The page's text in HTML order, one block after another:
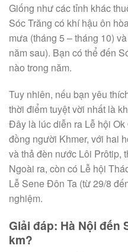
Giống như các tỉnh khác
Sóc Trăng có khí hậu ôn
mưa (tháng 5 – tháng 10)
năm sau). Bạn có thể đến
nào trong năm.
Tuy nhiên, nếu bạn yêu
thời điểm tuyệt vời nhất là
Đây là lúc diễn ra Lễ hội
đồng người Khmer, với hai
và thả đèn nước Lôi Prôtip,
Ngoài ra, còn có Lễ hội
Lễ Sene Đôn Ta (từ 29/8
nghiệm.
Giải đáp: Hà Nội đến
km?